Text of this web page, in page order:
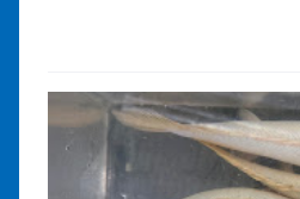
匹と78cm前後のアンソルギー